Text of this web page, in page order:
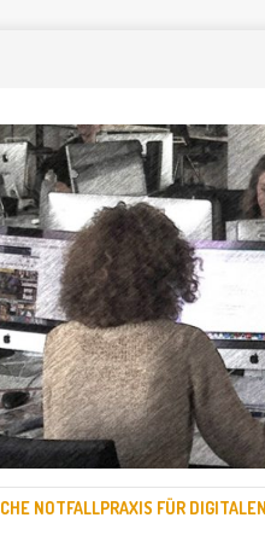
NOTFALLPRAXIS FÜR